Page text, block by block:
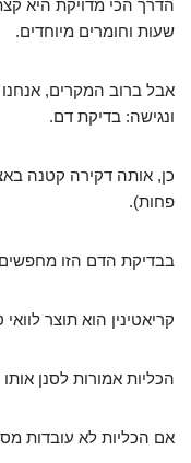
שעות וחומרים מיוחדים.
אבל ברוב המקרים,
ונגישה: בדיקת דם.
כן, אותה דקירה קטנה
פחות).
בבדיקת הדם הזו
קריאטינין הוא תוצר
הכליות אמורות לסנן
אם הכליות לא עובדות